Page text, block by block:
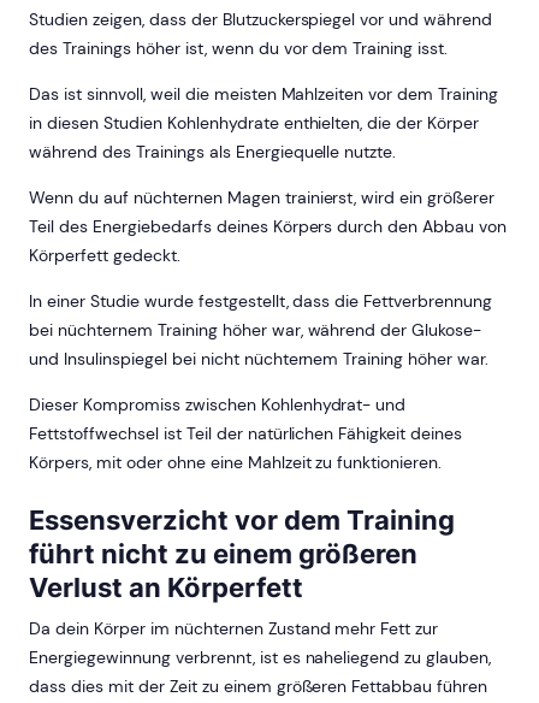
Studien zeigen, dass der Blutzuckerspiegel vor und während
des Trainings höher ist, wenn du vor dem Training isst.
Das ist sinnvoll, weil die meisten Mahlzeiten vor dem Training
in diesen Studien Kohlenhydrate enthielten, die der Körper
während des Trainings als Energiequelle nutzte.
Wenn du auf nüchternen Magen trainierst, wird ein größerer
Teil des Energiebedarfs deines Körpers durch den Abbau von
Körperfett gedeckt.
In einer Studie wurde festgestellt, dass die Fettverbrennung
bei nüchternem Training höher war, während der Glukose-
und Insulinspiegel bei nicht nüchternem Training höher war.
Dieser Kompromiss zwischen Kohlenhydrat- und
Fettstoffwechsel ist Teil der natürlichen Fähigkeit deines
Körpers, mit oder ohne eine Mahlzeit zu funktionieren.
Essensverzicht vor dem Training
führt nicht zu einem größeren
Verlust an Körperfett
Da dein Körper im nüchternen Zustand mehr Fett zur
Energiegewinnung verbrennt, ist es naheliegend zu glauben,
dass dies mit der Zeit zu einem größeren Fettabbau führen